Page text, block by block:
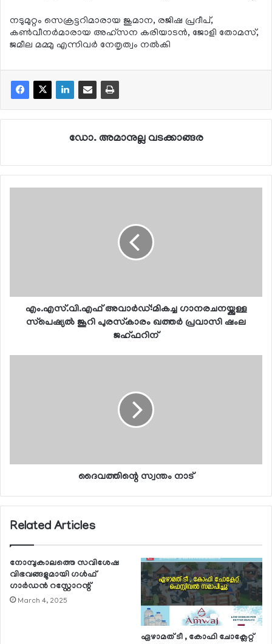
നടുമുറ്റം സെക്രട്ടറിമാരായ ജുമാന, രജിഷ പ്രദീപ്,
കണ്‍വീനര്‍മാരായ അഹ്‌സന കരിയാടന്‍, ജോളി തോമസ്,
ജമീല മമ്മു എന്നിവര്‍ നേതൃത്വം നല്‍കി
ഡോ. അമാനുല്ല വടക്കാങ്ങര
എം.എസ്.വി.എഫ് അവാര്‍ഡ്:മികച്ച ഗാനരചനയ്ക്കുള്ള
സ്‌പെഷ്യല്‍ ജൂറി പുരസ്‌കാരം ഖത്തര്‍ പ്രവാസി ഷംല
ജഹ്ഫറിന്
ദൈവത്തിന്റെ സ്വന്തം നാട്
Related Articles
നോമ്പുകാലത്തെ സവിശേഷ
വിഭവങ്ങളുമായി ഗള്‍ഫ്
ഗാര്‍ഡന്‍ റസ്റ്റോറന്റ്
March 4, 2025
ഏഴാമത് ടീ , കോഫി ചോക്ലേറ്റ്